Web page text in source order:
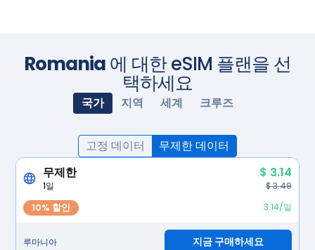
Romania에 대한 eSIM 플랜을 선
택하세요
국가 지역 세계 크루즈
고정 데이터
무제한 데이터
무제한
$ 3.14
1일 $ 3.49
10% 할인 3.14/일
루마니아 지금 구매하세요